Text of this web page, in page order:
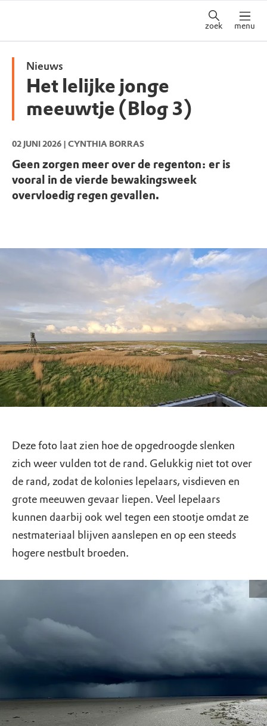
zoek menu
Nieuws
Het lelijke jonge
meeuwtje (Blog 3)
02 JUNI 2026 | CYNTHIA BORRAS
Geen zorgen meer over de regenton: er is
vooral in de vierde bewakingsweek
overvloedig regen gevallen.
Deze foto laat zien hoe de opgedroogde slenken
zich weer vulden tot de rand. Gelukkig niet tot over
de rand, zodat de kolonies lepelaars, visdieven en
grote meeuwen gevaar liepen. Veel lepelaars
kunnen daarbij ook wel tegen een stootje omdat ze
nestmateriaal blijven aanslepen en op een steeds
hogere nestbult broeden.